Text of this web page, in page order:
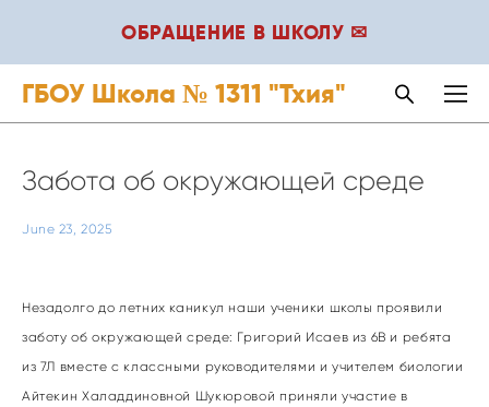
ОБРАЩЕНИЕ В ШКОЛУ ✉
ГБОУ Школа № 1311 "Тхия"
June 23, 2025
Забота об окружающей среде
Незадолго до летних каникул наши ученики школы проявили
заботу об окружающей среде: Григорий Исаев из 6В и ребята
из 7Л вместе с классными руководителями и учителем биологии
Айтекин Халаддиновной Шукюровой приняли участие в